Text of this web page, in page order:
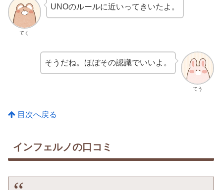
てく
UNOのルールに近いってきいたよ。
てう
そうだね。ほぼその認識でいいよ。
目次へ戻る
インフェルノの口コミ